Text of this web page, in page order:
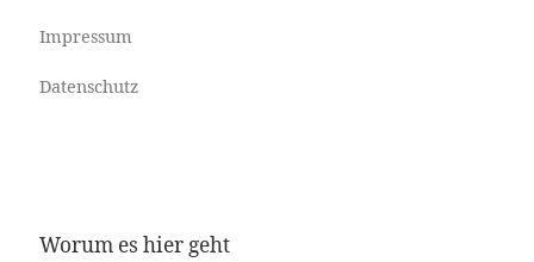
Impressum
Datenschutz
Worum es hier geht